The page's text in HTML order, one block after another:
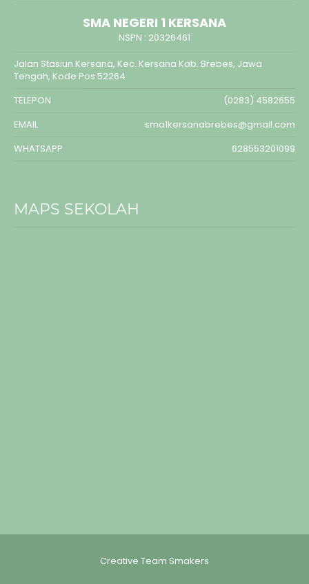
SMA NEGERI 1 KERSANA
NSPN : 20326461
Jalan Stasiun Kersana, Kec. Kersana Kab. Brebes, Jawa
Tengah, Kode Pos 52264
TELEPON
(0283) 4582655
EMAIL
sma1kersanabrebes@gmail.com
WHATSAPP
628553201099
MAPS SEKOLAH
Creative Team Smakers